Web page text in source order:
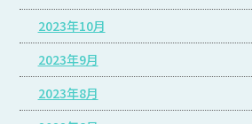
2023年10月
2023年9月
2023年8月